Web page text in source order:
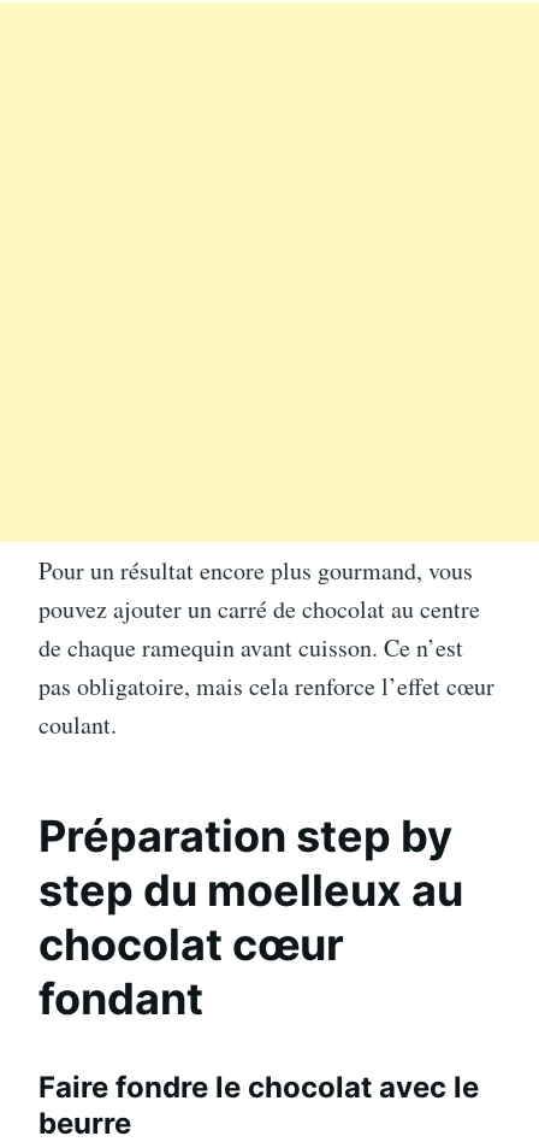
Pour un résultat encore plus gourmand, vous
pouvez ajouter un carré de chocolat au centre
de chaque ramequin avant cuisson. Ce n’est
pas obligatoire, mais cela renforce l’effet cœur
coulant.
Préparation step by
step du moelleux au
chocolat cœur
fondant
Faire fondre le chocolat avec le
beurre